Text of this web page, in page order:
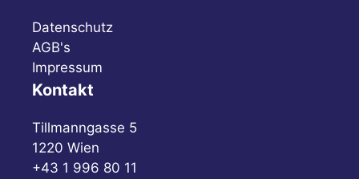
Datenschutz
AGB's
Impressum
Kontakt
Tillmanngasse 5
1220 Wien
+43 1 996 80 11